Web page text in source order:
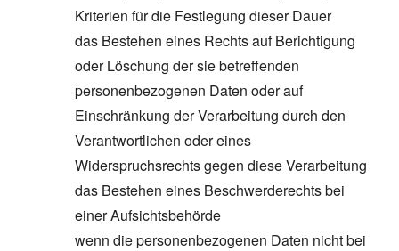
Kriterien für die Festlegung dieser Dauer
das Bestehen eines Rechts auf Berichtigung
oder Löschung der sie betreffenden
personenbezogenen Daten oder auf
Einschränkung der Verarbeitung durch den
Verantwortlichen oder eines
Widerspruchsrechts gegen diese Verarbeitung
das Bestehen eines Beschwerderechts bei
einer Aufsichtsbehörde
wenn die personenbezogenen Daten nicht bei